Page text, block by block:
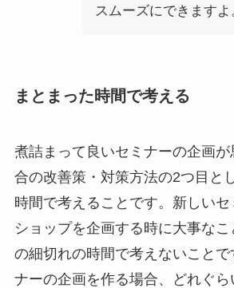
スムーズにできますよ
まとまった時間で考える
煮詰まって良いセミナーの企画
合の改善策・対策方法の2つ目と
時間で考えることです。新しいセ
ショップを企画する時に大事な
の細切れの時間で考えないことで
ナーの企画を作る場合、どれぐ